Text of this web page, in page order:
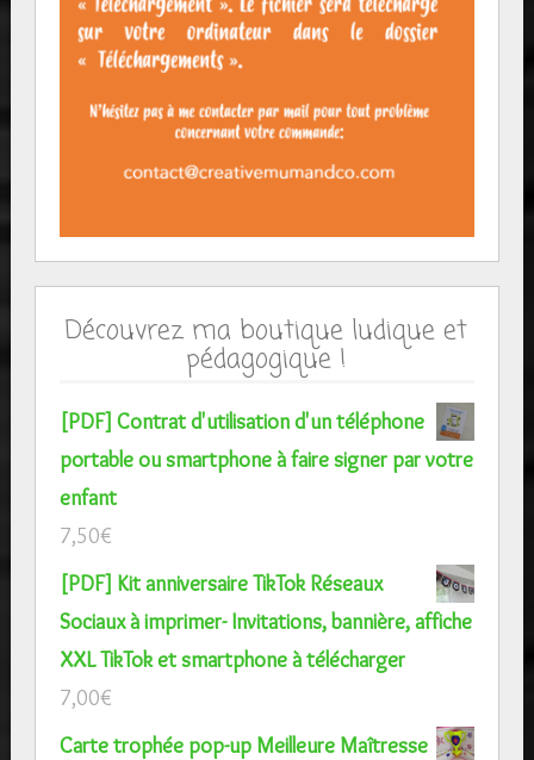
Découvrez ma boutique ludique et
pédagogique !
[PDF] Contrat d'utilisation d'un téléphone
portable ou smartphone à faire signer par votre
enfant
7,50€
[PDF] Kit anniversaire TikTok Réseaux
Sociaux à imprimer- Invitations, bannière, affiche
XXL TikTok et smartphone à télécharger
7,00€
Carte trophée pop-up Meilleure Maîtresse